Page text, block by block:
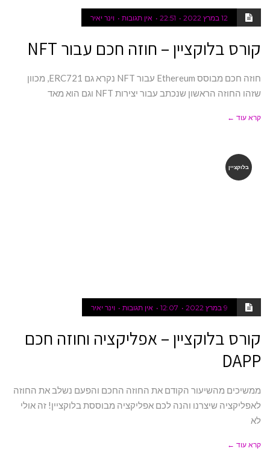
12 במרץ 2022 22:51 אין תגובות וינר יאיר
קורס בלוקציין – חוזה חכם עבור NFT
חוזה חכם מבוסס Ethereum עבור NFT נקרא גם ERC721, מכוון
שזהו החוזה הראשון שנכתב עבור יצירות NFT וגם הוא מאד
קרא עוד ←
בלוקציין
9 במרץ 2022 12:07 אין תגובות וינר יאיר
קורס בלוקציין – אפליקציה וחוזה חכם
DAPP
ממשיכים מהשיעור הקודם את החוזה החכם והפעם נשלב את החוזה
לאפליקציה שיצרנו והנה לכם אפליקציה מבוססת בלוקציין! זה אולי
לא
קרא עוד ←